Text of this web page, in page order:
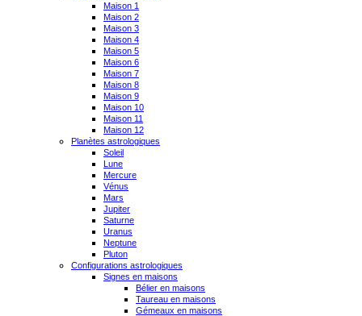
Maison 1
Maison 2
Maison 3
Maison 4
Maison 5
Maison 6
Maison 7
Maison 8
Maison 9
Maison 10
Maison 11
Maison 12
Planètes astrologiques
Soleil
Lune
Mercure
Vénus
Mars
Jupiter
Saturne
Uranus
Neptune
Pluton
Configurations astrologiques
Signes en maisons
Bélier en maisons
Taureau en maisons
Gémeaux en maisons